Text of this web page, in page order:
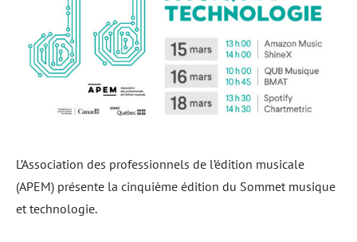
L’Association des professionnels de l’édition musicale
(APEM) présente la cinquième édition du Sommet musique
et technologie.